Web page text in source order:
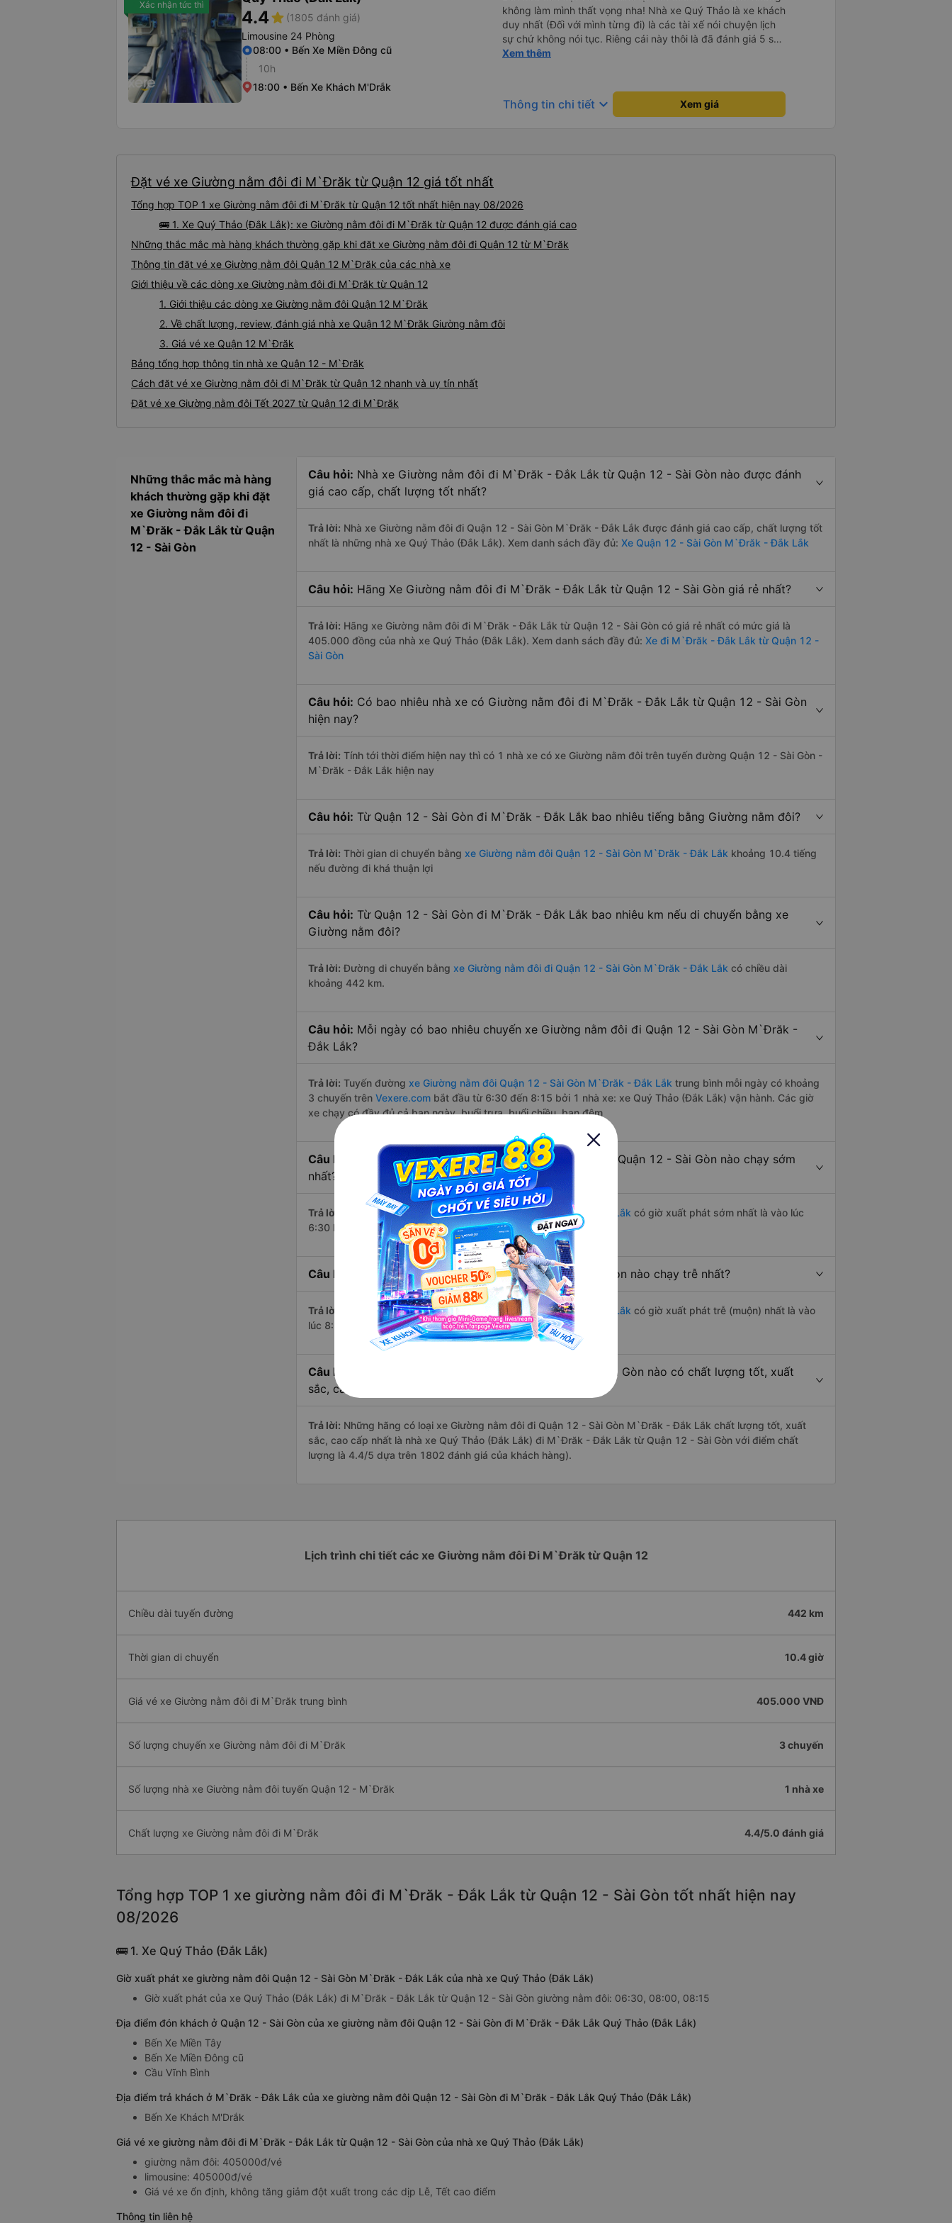
Xác nhận tức thì
4.4star (1805 đánh giá)
Limousine 24 Phòng
08:00 • Bến Xe Miền Đông cũ
10h
18:00 • Bến Xe Khách M'Drắk
không làm mình thất vọng nha! Nhà xe Quý Thảo là xe khách
duy nhất (Đối với mình từng đi) là các tài xế nói chuyện lịch
sự chứ không nói tục. Riêng cái này thôi là đã đánh giá 5 sao
rồi. Chú tài xế còn uống pepsi rất dễ thương chứ không có
Xem thêm
Thông tin chi tiết keyboard_arrow_down Xem giá
Đặt vé xe Giường nằm đôi đi M`Đrăk từ Quận 12 giá tốt nhất
Tổng hợp TOP 1 xe Giường nằm đôi đi M`Đrăk từ Quận 12 tốt nhất hiện nay 08/2026
🚌 1. Xe Quý Thảo (Đắk Lắk): xe Giường nằm đôi đi M`Đrăk từ Quận 12 được đánh giá cao
Những thắc mắc mà hàng khách thường gặp khi đặt xe Giường nằm đôi đi Quận 12 từ M`Đrăk
Thông tin đặt vé xe Giường nằm đôi Quận 12 M`Đrăk của các nhà xe
Giới thiệu về các dòng xe Giường nằm đôi đi M`Đrăk từ Quận 12
1. Giới thiệu các dòng xe Giường nằm đôi Quận 12 M`Đrăk
2. Về chất lượng, review, đánh giá nhà xe Quận 12 M`Đrăk Giường nằm đôi
3. Giá vé xe Quận 12 M`Đrăk
Bảng tổng hợp thông tin nhà xe Quận 12 - M`Đrăk
Cách đặt vé xe Giường nằm đôi đi M`Đrăk từ Quận 12 nhanh và uy tín nhất
Đặt vé xe Giường nằm đôi Tết 2027 từ Quận 12 đi M`Đrăk
Những thắc mắc mà hàng
khách thường gặp khi đặt
xe Giường nằm đôi đi
M`Đrăk - Đắk Lắk từ Quận
12 - Sài Gòn
Câu hỏi: Nhà xe Giường nằm đôi đi M`Đrăk - Đắk Lắk từ Quận 12 - Sài Gòn nào được đánh
giá cao cấp, chất lượng tốt nhất?
Trả lời: Nhà xe Giường nằm đôi đi Quận 12 - Sài Gòn M`Đrăk - Đắk Lắk được đánh giá cao cấp, chất lượng tốt
nhất là những nhà xe Quý Thảo (Đắk Lắk). Xem danh sách đầy đủ: Xe Quận 12 - Sài Gòn M`Đrăk - Đắk Lắk
Câu hỏi: Hãng Xe Giường nằm đôi đi M`Đrăk - Đắk Lắk từ Quận 12 - Sài Gòn giá rẻ nhất?
Trả lời: Hãng xe Giường nằm đôi đi M`Đrăk - Đắk Lắk từ Quận 12 - Sài Gòn có giá rẻ nhất có mức giá là
405.000 đồng của nhà xe Quý Thảo (Đắk Lắk). Xem danh sách đầy đủ: Xe đi M`Đrăk - Đắk Lắk từ Quận 12 -
Sài Gòn
Câu hỏi: Có bao nhiêu nhà xe có Giường nằm đôi đi M`Đrăk - Đắk Lắk từ Quận 12 - Sài Gòn
hiện nay?
Trả lời: Tính tới thời điểm hiện nay thì có 1 nhà xe có xe Giường nằm đôi trên tuyến đường Quận 12 - Sài Gòn -
M`Đrăk - Đắk Lắk hiện nay
Câu hỏi: Từ Quận 12 - Sài Gòn đi M`Đrăk - Đắk Lắk bao nhiêu tiếng bằng Giường nằm đôi?
Trả lời: Thời gian di chuyển bằng xe Giường nằm đôi Quận 12 - Sài Gòn M`Đrăk - Đắk Lắk khoảng 10.4 tiếng
nếu đường đi khá thuận lợi
Câu hỏi: Từ Quận 12 - Sài Gòn đi M`Đrăk - Đắk Lắk bao nhiêu km nếu di chuyển bằng xe
Giường nằm đôi?
Trả lời: Đường di chuyển bằng xe Giường nằm đôi đi Quận 12 - Sài Gòn M`Đrăk - Đắk Lắk có chiều dài
khoảng 442 km.
Câu hỏi: Mỗi ngày có bao nhiêu chuyến xe Giường nằm đôi đi Quận 12 - Sài Gòn M`Đrăk -
Đắk Lắk?
Trả lời: Tuyến đường xe Giường nằm đôi Quận 12 - Sài Gòn M`Đrăk - Đắk Lắk trung bình mỗi ngày có khoảng
3 chuyến trên Vexere.com bắt đầu từ 6:30 đến 8:15 bởi 1 nhà xe: xe Quý Thảo (Đắk Lắk) vận hành. Các giờ
xe chạy có đầy đủ cả ban ngày, buổi trưa, buổi chiều, ban đêm
Câu hỏi:
Nhà xe Giường nằm đôi đi M`Đrăk - Đắk Lắk từ Quận 12 - Sài Gòn nào chạy sớm
nhất?
Trả lời: ChuyếnGiường nằm đôi Quận 12 - Sài Gòn M`Đrăk - Đắk Lắk có giờ xuất phát sớm nhất là vào lúc
6:30 là của nhà xe Quý Thảo (Đắk Lắk).
Câu hỏi: Nhà xe đi M`Đrăk - Đắk Lắk từ Quận 12 - Sài Gòn nào chạy trễ nhất?
Trả lời: ChuyếnGiường nằm đôi Quận 12 - Sài Gòn M`Đrăk - Đắk Lắk có giờ xuất phát trễ (muộn) nhất là vào
lúc 8:15 là của nhà xe Quý Thảo (Đắk Lắk).
Câu hỏi:
Review xe đi M`Đrăk - Đắk Lắk từ Quận 12 - Sài Gòn nào có chất lượng tốt, xuất
sắc, cao cấp nhất?
Trả lời: Những hãng có loại xe Giường nằm đôi đi Quận 12 - Sài Gòn M`Đrăk - Đắk Lắk chất lượng tốt, xuất
sắc, cao cấp nhất là nhà xe Quý Thảo (Đắk Lắk) đi M`Đrăk - Đắk Lắk từ Quận 12 - Sài Gòn với điểm chất
lượng là 4.4/5 dựa trên 1802 đánh giá của khách hàng).
Lịch trình chi tiết các xe Giường nằm đôi Đi M`Đrăk từ Quận 12
Chiều dài tuyến đường 442 km
Thời gian di chuyển 10.4 giờ
Giá vé xe Giường nằm đôi đi M`Đrăk trung bình 405.000 VNĐ
Số lượng chuyến xe Giường nằm đôi đi M`Đrăk 3 chuyến
Số lượng nhà xe Giường nằm đôi tuyến Quận 12 - M`Đrăk 1 nhà xe
Chất lượng xe Giường nằm đôi đi M`Đrăk 4.4/5.0 đánh giá
Tổng hợp TOP 1 xe giường nằm đôi đi M`Đrăk - Đắk Lắk từ Quận 12 - Sài Gòn tốt nhất hiện nay
08/2026
🚌 1. Xe Quý Thảo (Đắk Lắk)
Giờ xuất phát xe giường nằm đôi Quận 12 - Sài Gòn M`Đrăk - Đắk Lắk của nhà xe Quý Thảo (Đắk Lắk)
Giờ xuất phát của xe Quý Thảo (Đắk Lắk) đi M`Đrăk - Đắk Lắk từ Quận 12 - Sài Gòn giường nằm đôi: 06:30, 08:00, 08:15
Địa điểm đón khách ở Quận 12 - Sài Gòn của xe giường nằm đôi Quận 12 - Sài Gòn đi M`Đrăk - Đắk Lắk Quý Thảo (Đắk Lắk)
Bến Xe Miền Tây
Bến Xe Miền Đông cũ
Cầu Vĩnh Bình
Địa điểm trả khách ở M`Đrăk - Đắk Lắk của xe giường nằm đôi Quận 12 - Sài Gòn đi M`Đrăk - Đắk Lắk Quý Thảo (Đắk Lắk)
Bến Xe Khách M'Drắk
Giá vé xe giường nằm đôi đi M`Đrăk - Đắk Lắk từ Quận 12 - Sài Gòn của nhà xe Quý Thảo (Đắk Lắk)
giường nằm đôi: 405000đ/vé
limousine: 405000đ/vé
Giá vé xe ổn định, không tăng giảm đột xuất trong các dịp Lễ, Tết cao điểm
Thông tin liên hệ